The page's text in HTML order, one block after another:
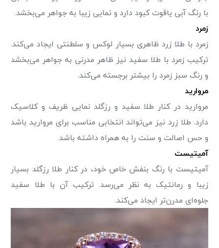
با رنگ آبی یاقوت کبود دارد و نمایی زیبا به جواهر می‌بخشد.
زمرد
زمرد با طلا زرد ظاهری بسیار لوکس و سلطنتی ایجاد می‌کند.
ترکیب زمرد با طلا سفید نیز ظاهر مدرنی به جواهر می‌بخشد
و رنگ سبز زمرد را بیشتر برجسته می‌کند.
مروارید
مروارید در کنار طلا سفید و رزگلد نمایی ظریف و کلاسیک
دارد. طلا زرد نیز می‌تواند انتخابی مناسب برای مروارید باشد
و حس اصالت و سنت را به همراه داشته باشد.
آمیتیست
آمیتیست با رنگ بنفش خاص خود، در کنار طلا رزگلد بسیار
زیبا و رمانتیک به نظر می‌رسد. ترکیب آن با طلا سفید
جلوه‌ای مدرن‌تر ایجاد می‌کند.